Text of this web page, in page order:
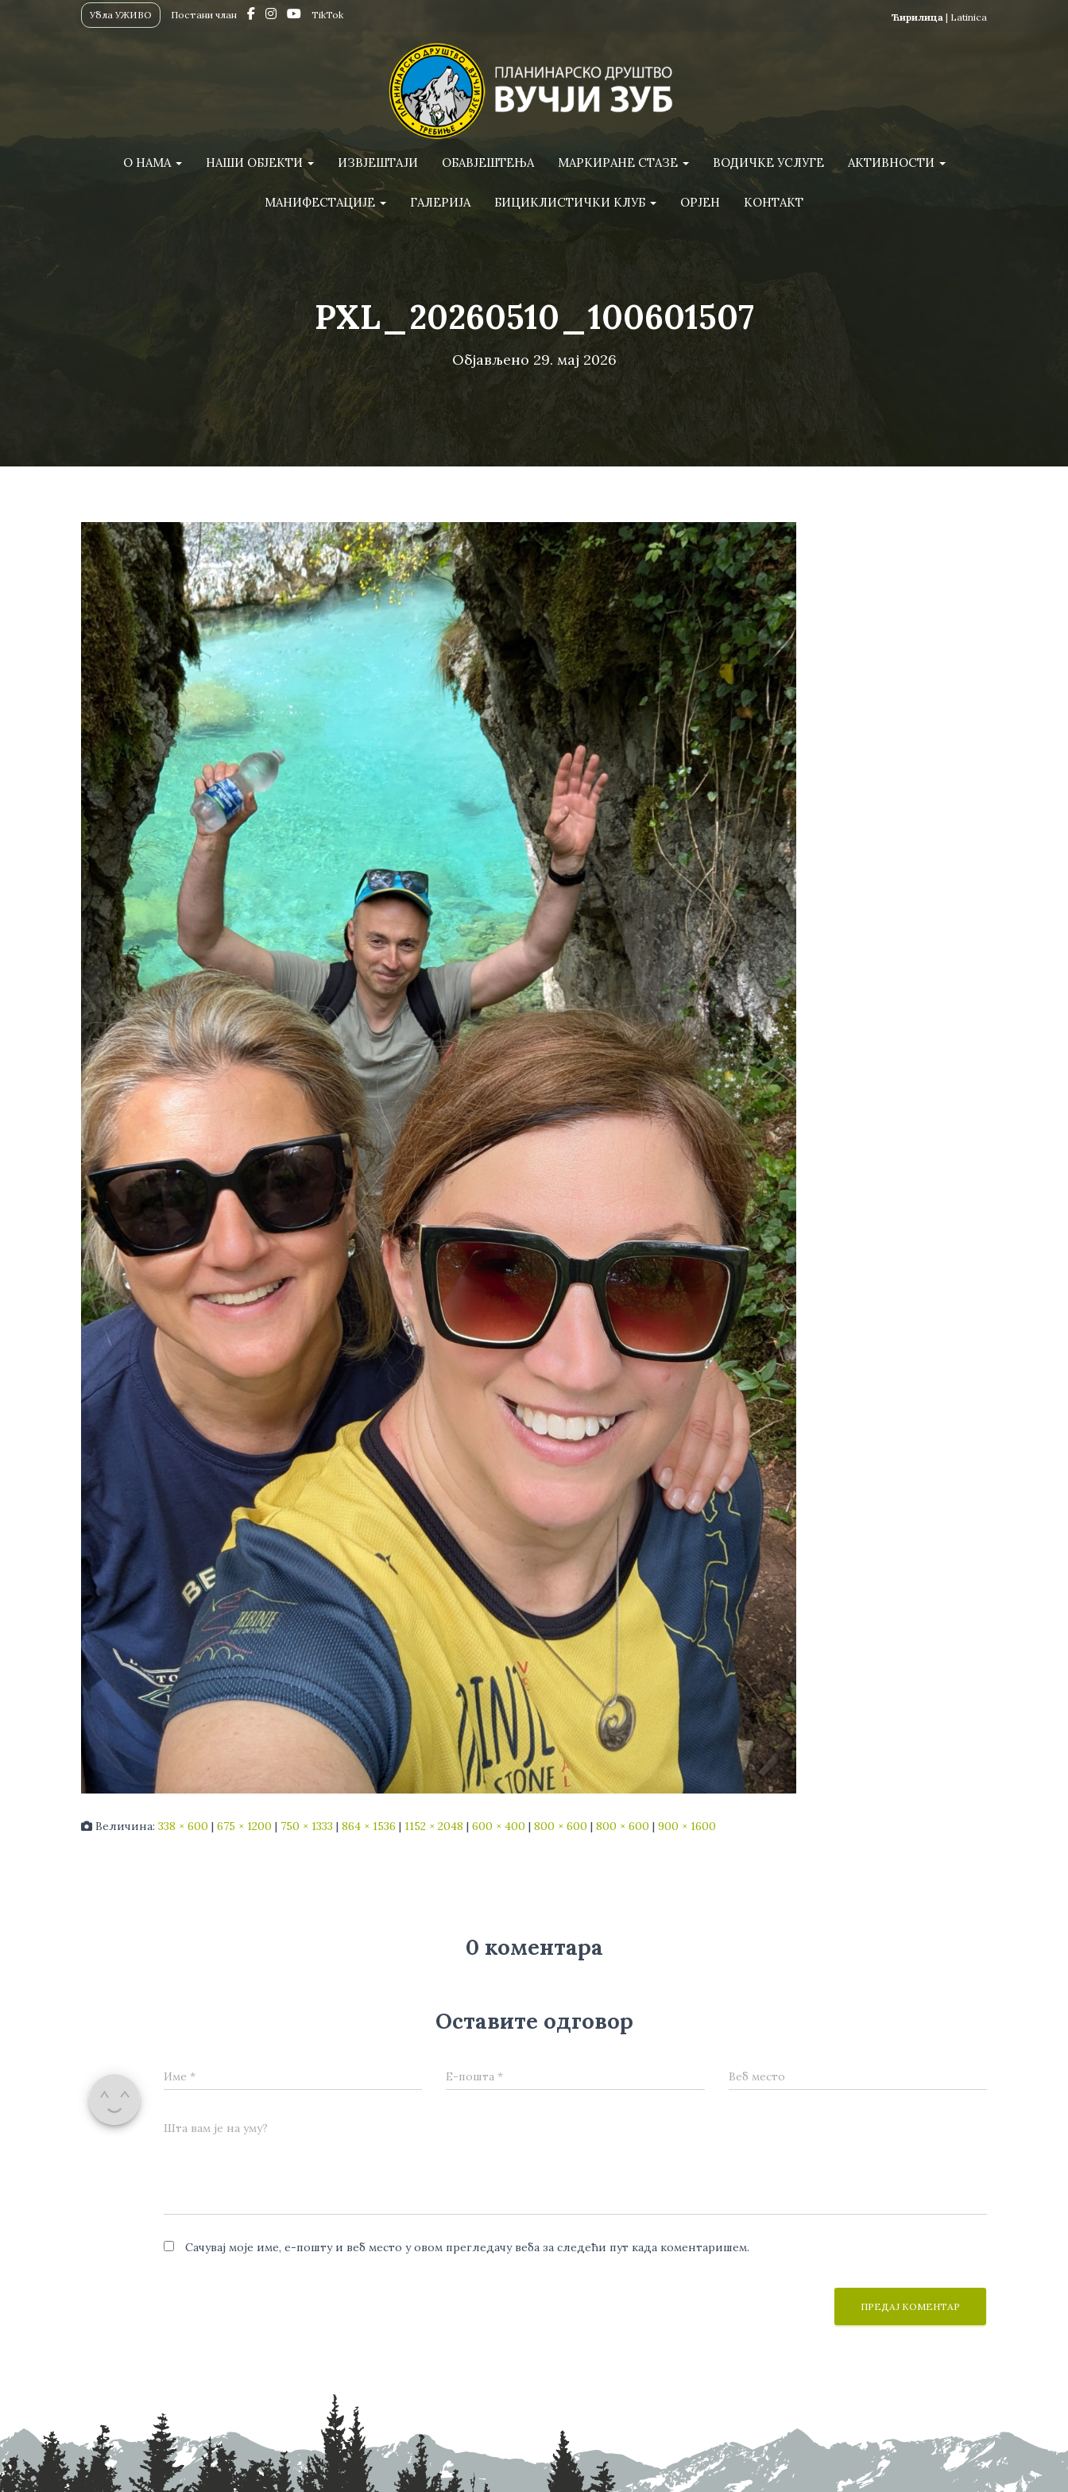
Ћирилица | Latinica
Убла УЖИВО Постани члан TikTok
О НАМА НАШИ ОБЈЕКТИ ИЗВЈЕШТАЈИ ОБАВЈЕШТЕЊА МАРКИРАНЕ СТАЗЕ ВОДИЧКЕ УСЛУГЕ АКТИВНОСТИ
МАНИФЕСТАЦИЈЕ ГАЛЕРИЈА БИЦИКЛИСТИЧКИ КЛУБ ОРЈЕН КОНТАКТ
PXL_20260510_100601507
Објављено 29. мај 2026
Величина: 338 × 600 | 675 × 1200 | 750 × 1333 | 864 × 1536 | 1152 × 2048 | 600 × 400 | 800 × 600 | 800 × 600 | 900 × 1600
0 коментара
Оставите одговор
Име * Е-пошта * Веб место
Шта вам је на уму?
Сачувај моје име, е-пошту и веб место у овом прегледачу веба за следећи пут када коментаришем.